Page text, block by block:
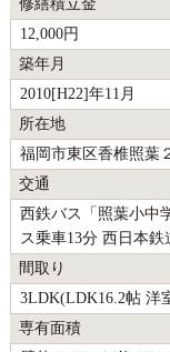
修繕積立金
12,000円
築年月
2010[H22]年11月
所在地
福岡市東区香椎照葉
交通
西鉄バス「照葉小中
ス乗車13分 西日本
間取り
3LDK(LDK16.2帖 洋
専有面積